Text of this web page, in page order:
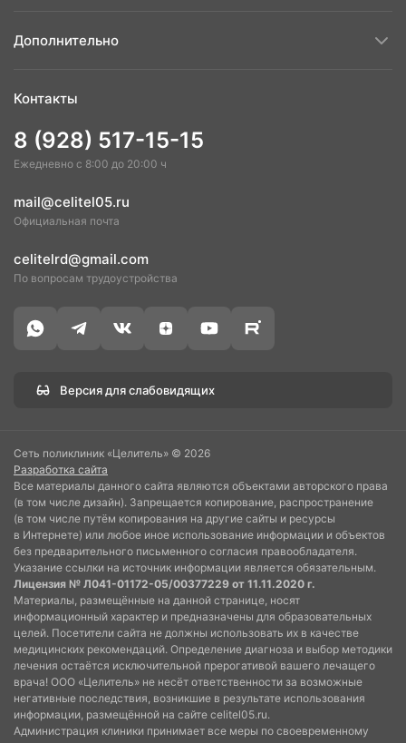
Дополнительно
Контакты
8 (928) 517-15-15
Ежедневно с 8:00 до 20:00 ч
mail@celitel05.ru
Официальная почта
celitelrd@gmail.com
По вопросам трудоустройства
Версия для слабовидящих
Сеть поликлиник «Целитель» © 2026
Разработка сайта
Все материалы данного сайта являются объектами авторского права
(в том числе дизайн). Запрещается копирование, распространение
(в том числе путём копирования на другие сайты и ресурсы
в Интернете) или любое иное использование информации и объектов
без предварительного письменного согласия правообладателя.
Указание ссылки на источник информации является обязательным.
Лицензия № Л041-01172-05/00377229 от 11.11.2020 г.
Материалы, размещённые на данной странице, носят
информационный характер и предназначены для образовательных
целей. Посетители сайта не должны использовать их в качестве
медицинских рекомендаций. Определение диагноза и выбор методики
лечения остаётся исключительной прерогативой вашего лечащего
врача! ООО «Целитель» не несёт ответственности за возможные
негативные последствия, возникшие в результате использования
информации, размещённой на сайте celitel05.ru.
Администрация клиники принимает все меры по своевременному